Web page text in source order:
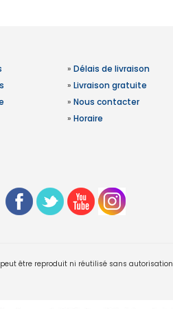
» Délais de livraison
» Livraison gratuite
» Nous contacter
» Horaire
être reproduit ni réutilisé sans autorisation